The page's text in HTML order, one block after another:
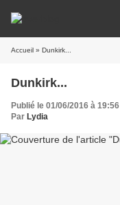
Accueil » Dunkirk...
Dunkirk...
Publié le 01/06/2016 à 19:56
Par Lydia